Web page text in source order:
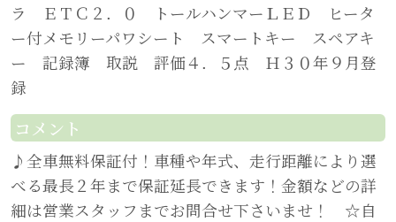
ラ ＥＴＣ２．０ トールハンマーＬＥＤ ヒータ
ー付メモリーパワシート スマートキー スペアキ
ー 記録簿 取説 評価４．５点 Ｈ３０年９月登
録
コメント
♪全車無料保証付！車種や年式、走行距離により選
べる最長２年まで保証延長できます！金額などの詳
細は営業スタッフまでお問合せ下さいませ！ ☆自